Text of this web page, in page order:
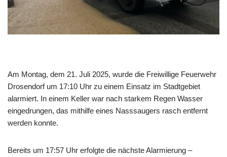
Am Montag, dem 21. Juli 2025, wurde die Freiwillige Feuerwehr
Drosendorf um 17:10 Uhr zu einem Einsatz im Stadtgebiet
alarmiert. In einem Keller war nach starkem Regen Wasser
eingedrungen, das mithilfe eines Nasssaugers rasch entfernt
werden konnte.
Bereits um 17:57 Uhr erfolgte die nächste Alarmierung –